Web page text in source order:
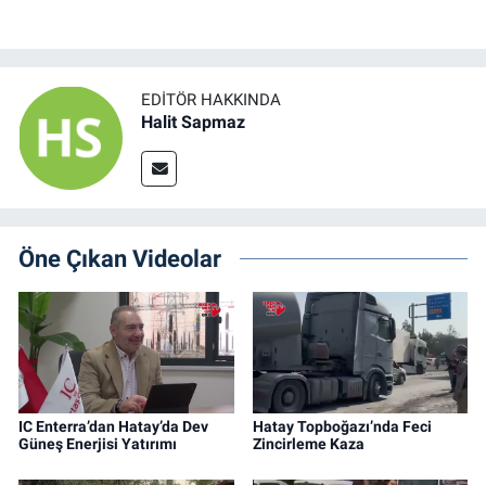
EDITÖR HAKKINDA
Halit Sapmaz
Öne Çıkan Videolar
IC Enterra’dan Hatay’da Dev
Güneş Enerjisi Yatırımı
Hatay Topboğazı’nda Feci
Zincirleme Kaza